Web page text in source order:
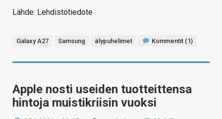
Lähde: Lehdistötiedote
Galaxy A27 Samsung älypuhelimet Kommentit (1)
Apple nosti useiden tuotteittensa
hintoja muistikriisin vuoksi